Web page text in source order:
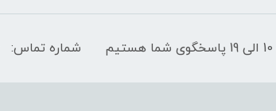
شماره تماس: